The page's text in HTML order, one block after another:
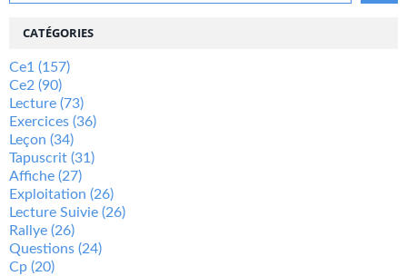
CATÉGORIES
Ce1 (157)
Ce2 (90)
Lecture (73)
Exercices (36)
Leçon (34)
Tapuscrit (31)
Affiche (27)
Exploitation (26)
Lecture Suivie (26)
Rallye (26)
Questions (24)
Cp (20)